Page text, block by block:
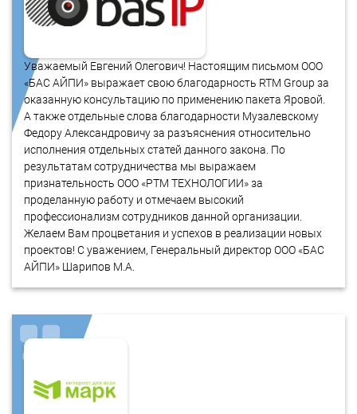
Уважаемый Евгений Олегович! Настоящим письмом ООО
«БАС АЙПИ» выражает свою благодарность RTM Group за
оказанную консультацию по применению пакета Яровой.
А также отдельные слова благодарности Музалевскому
Федору Александровичу за разъяснения относительно
исполнения отдельных статей данного закона. По
результатам сотрудничества мы выражаем
признательность ООО «РТМ ТЕХНОЛОГИИ» за
проделанную работу и отмечаем высокий
профессионализм сотрудников данной организации.
Желаем Вам процветания и успехов в реализации новых
проектов! С уважением, Генеральный директор ООО «БАС
АЙПИ» Шарипов М.А.